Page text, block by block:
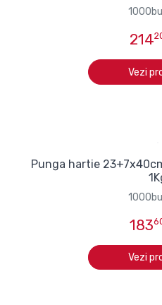
214
Vezi
Punga hartie
183
Vezi